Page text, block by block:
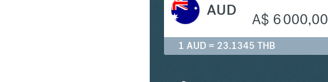
AUD
A$ 6 000,00
1 AUD = 23.1345 THB